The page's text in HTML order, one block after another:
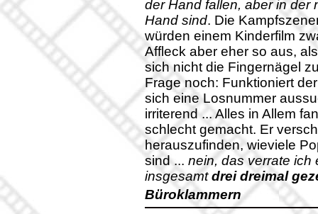
der Hand fallen, aber in der
Hand sind. Die
würden einem Kinderfilm
Affleck aber eher so aus,
sich nicht die Fingernägel
Frage noch: Funktioniert
sich eine Losnummer
irriterend ... Alles in Allem
schlecht gemacht. Er
herauszufinden, wieviele
sind ... nein, das verrate ich
insgesamtdrei dreimal
Büroklammern